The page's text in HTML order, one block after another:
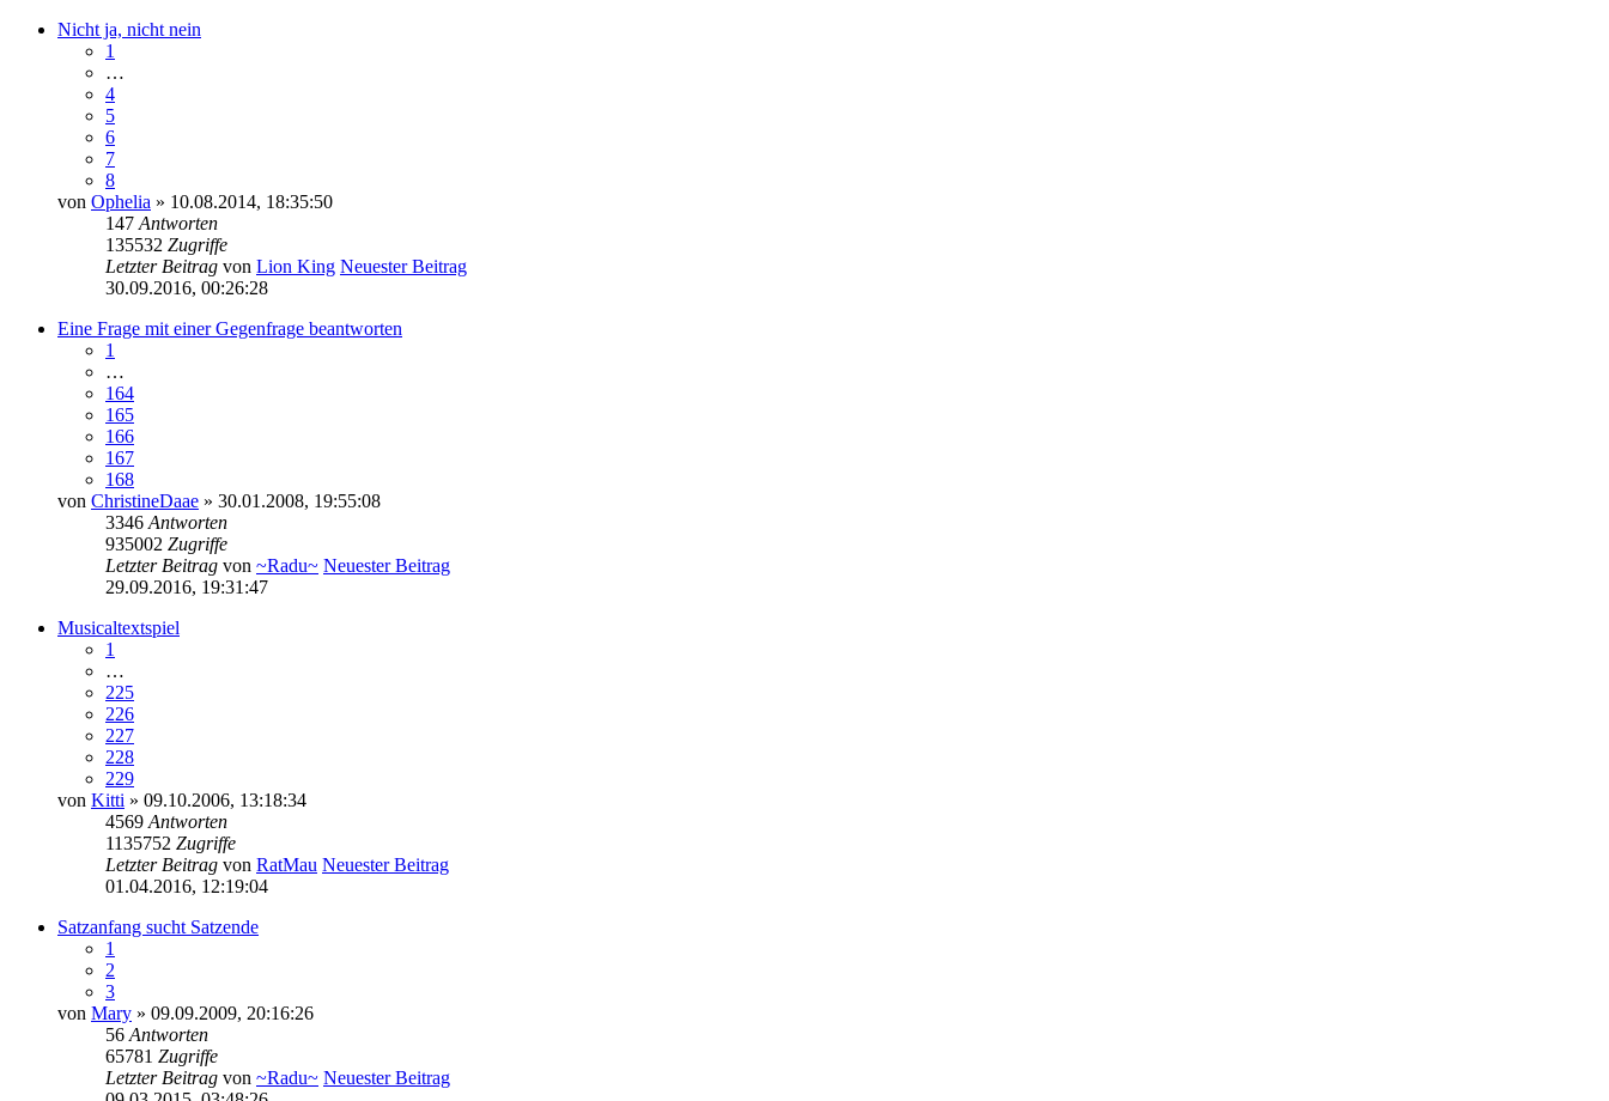
Nicht ja, nicht nein
1
…
4
5
6
7
8
von Ophelia » 10.08.2014, 18:35:50
147 Antworten
135532 Zugriffe
Letzter Beitrag von Lion King Neuester Beitrag
30.09.2016, 00:26:28
Eine Frage mit einer Gegenfrage beantworten
1
…
164
165
166
167
168
von ChristineDaae » 30.01.2008, 19:55:08
3346 Antworten
935002 Zugriffe
Letzter Beitrag von ~Radu~ Neuester Beitrag
29.09.2016, 19:31:47
Musicaltextspiel
1
…
225
226
227
228
229
von Kitti » 09.10.2006, 13:18:34
4569 Antworten
1135752 Zugriffe
Letzter Beitrag von RatMau Neuester Beitrag
01.04.2016, 12:19:04
Satzanfang sucht Satzende
1
2
3
von Mary » 09.09.2009, 20:16:26
56 Antworten
65781 Zugriffe
Letzter Beitrag von ~Radu~ Neuester Beitrag